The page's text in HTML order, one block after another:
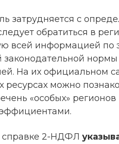
затрудняется с
обратиться в
всей информацией по
нормы
На их официальном
можно
«особых»
справке 2-НДФЛ